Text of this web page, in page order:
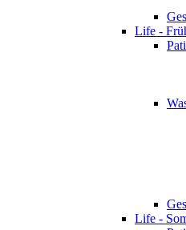
Life -
Life -